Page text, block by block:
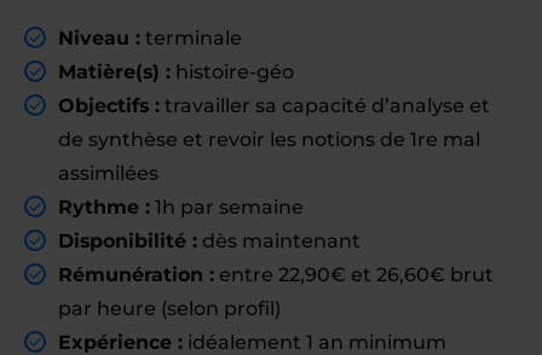
Niveau : terminale
Matière(s) : histoire-géo
Objectifs : travailler sa capacité d’analyse et
de synthèse et revoir les notions de 1re mal
assimilées
Rythme : 1h par semaine
Disponibilité : dès maintenant
Rémunération : entre 22,90€ et 26,60€ brut
par heure (selon profil)
Expérience : idéalement 1 an minimum